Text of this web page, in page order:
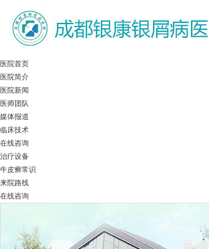
医院首页
医院简介
医院新闻
医师团队
媒体报道
临床技术
在线咨询
治疗设备
牛皮癣常识
来院路线
在线咨询